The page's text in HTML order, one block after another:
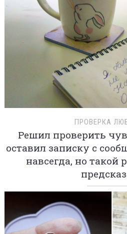
ПРОВЕРКА
Решил проверить
оставил записку с
навсегда, но такой